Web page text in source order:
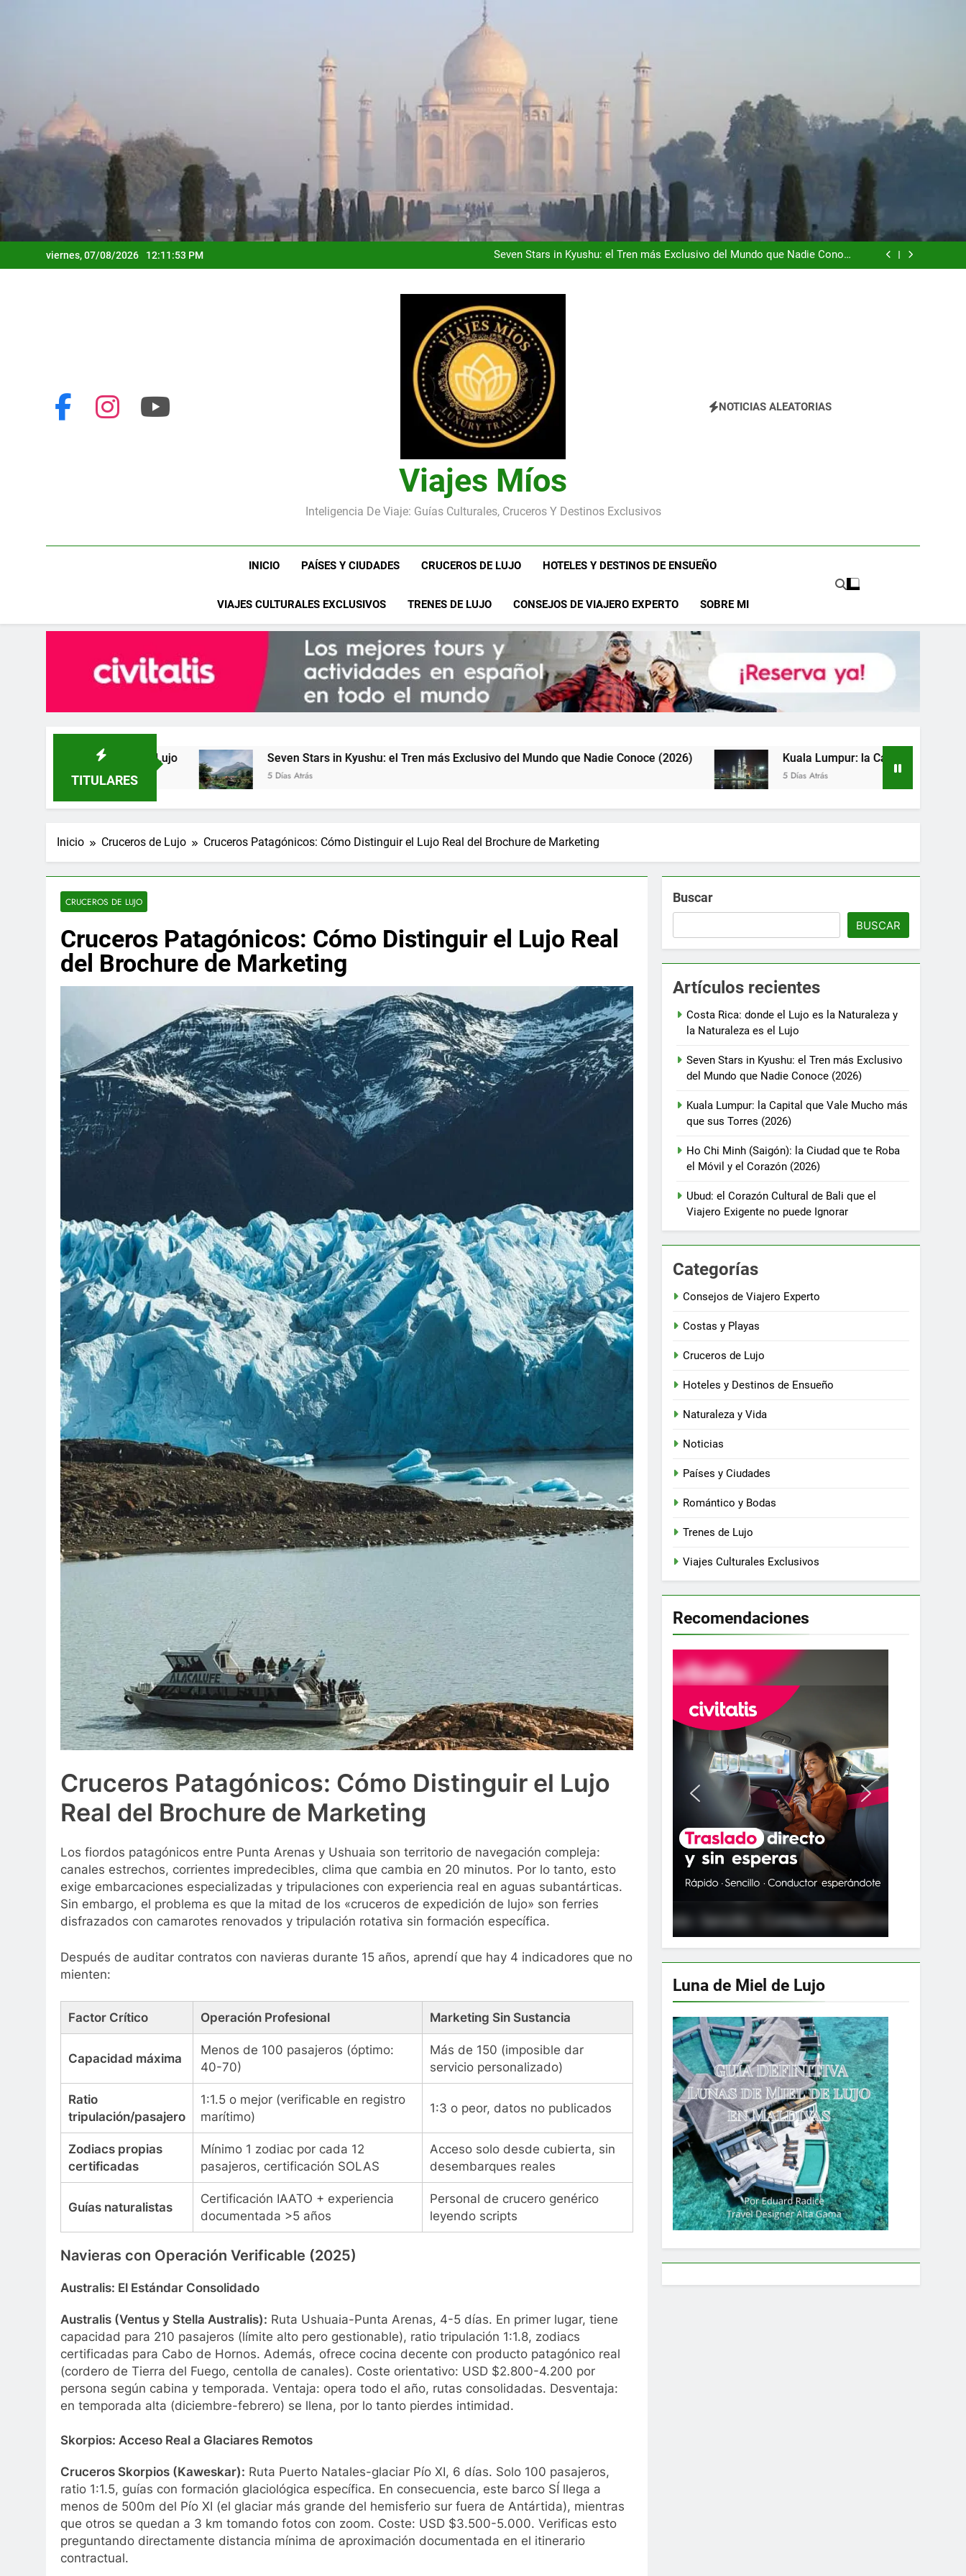
viernes, 07/08/2026 12:11:55 PM
Ho Chi Minh (Saigón): la Ciudad que te Roba el Móvil y el Corazón (2026)
Costa Rica: donde el Lujo es la Naturaleza y la Naturaleza es el Lujo
Seven Stars in Kyushu: el Tren más Exclusivo del Mundo que Nadie Conoce
(2026)
Kuala Lumpur: la Capital que Vale Mucho más que sus Torres (2026)
Costa Rica: donde el Lujo es la Naturaleza y la Naturaleza es el Lujo
Seven Stars in Kyushu: el Tren más Exclusivo del Mundo que Nadie Conoce
Kuala Lumpur: la Capital que Vale Mucho más que sus Torres (2026)
Ho Chi Minh (Saigón): la Ciudad que te Roba el Móvil y el Corazón (2026)
Viajes Míos
Inteligencia De Viaje: Guías Culturales, Cruceros Y Destinos Exclusivos
NOTICIAS ALEATORIAS
INICIO PAÍSES Y CIUDADES CRUCEROS DE LUJO HOTELES Y DESTINOS DE ENSUEÑO
VIAJES CULTURALES EXCLUSIVOS TRENES DE LUJO CONSEJOS DE VIAJERO EXPERTO SOBRE MI
TITULARES
Seven Stars in Kyushu: el Tren más Exclusivo del Mundo que Nadie Conoce (2026)
5 Días Atrás
Kuala Lumpur: la Capital que Vale Mucho más que sus Torres
Inicio Cruceros de Lujo Cruceros Patagónicos: Cómo Distinguir el Lujo Real del Brochure de Marketing
CRUCEROS DE LUJO
Cruceros Patagónicos: Cómo Distinguir el Lujo Real
del Brochure de Marketing
Cruceros Patagónicos: Cómo Distinguir el Lujo
Real del Brochure de Marketing
Los fiordos patagónicos entre Punta Arenas y Ushuaia son territorio de navegación compleja:
canales estrechos, corrientes impredecibles, clima que cambia en 20 minutos. Por lo tanto, esto
exige embarcaciones especializadas y tripulaciones con experiencia real en aguas subantárticas.
Sin embargo, el problema es que la mitad de los «cruceros de expedición de lujo» son ferries
disfrazados con camarotes renovados y tripulación rotativa sin formación específica.
Después de auditar contratos con navieras durante 15 años, aprendí que hay 4 indicadores que no
mienten:
Factor Crítico Operación Profesional Marketing Sin Sustancia
Capacidad máxima
Menos de 100 pasajeros (óptimo:
40-70)
Más de 150 (imposible dar
servicio personalizado)
Ratio
tripulación/pasajero
1:1.5 o mejor (verificable en registro
marítimo)
1:3 o peor, datos no publicados
Zodiacs propias
certificadas
Mínimo 1 zodiac por cada 12
pasajeros, certificación SOLAS
Acceso solo desde cubierta, sin
desembarques reales
Guías naturalistas
Certificación IAATO + experiencia
documentada >5 años
Personal de crucero genérico
leyendo scripts
Navieras con Operación Verificable (2025)
Australis: El Estándar Consolidado
Australis (Ventus y Stella Australis): Ruta Ushuaia-Punta Arenas, 4-5 días. En primer lugar, tiene
capacidad para 210 pasajeros (límite alto pero gestionable), ratio tripulación 1:1.8, zodiacs
certificadas para Cabo de Hornos. Además, ofrece cocina decente con producto patagónico real
(cordero de Tierra del Fuego, centolla de canales). Coste orientativo: USD $2.800-4.200 por
persona según cabina y temporada. Ventaja: opera todo el año, rutas consolidadas. Desventaja:
en temporada alta (diciembre-febrero) se llena, por lo tanto pierdes intimidad.
Skorpios: Acceso Real a Glaciares Remotos
Cruceros Skorpios (Kaweskar): Ruta Puerto Natales-glaciar Pío XI, 6 días. Solo 100 pasajeros,
ratio 1:1.5, guías con formación glaciológica específica. En consecuencia, este barco SÍ llega a
menos de 500m del Pío XI (el glaciar más grande del hemisferio sur fuera de Antártida), mientras
que otros se quedan a 3 km tomando fotos con zoom. Coste: USD $3.500-5.000. Verificas esto
preguntando directamente distancia mínima de aproximación documentada en el itinerario
contractual.
Buscar
BUSCAR
Artículos recientes
Costa Rica: donde el Lujo es la Naturaleza y
la Naturaleza es el Lujo
Seven Stars in Kyushu: el Tren más Exclusivo
del Mundo que Nadie Conoce (2026)
Kuala Lumpur: la Capital que Vale Mucho más
que sus Torres (2026)
Ho Chi Minh (Saigón): la Ciudad que te Roba
el Móvil y el Corazón (2026)
Ubud: el Corazón Cultural de Bali que el
Viajero Exigente no puede Ignorar
Categorías
Consejos de Viajero Experto
Costas y Playas
Cruceros de Lujo
Hoteles y Destinos de Ensueño
Naturaleza y Vida
Noticias
Países y Ciudades
Romántico y Bodas
Trenes de Lujo
Viajes Culturales Exclusivos
Recomendaciones
Luna de Miel de Lujo